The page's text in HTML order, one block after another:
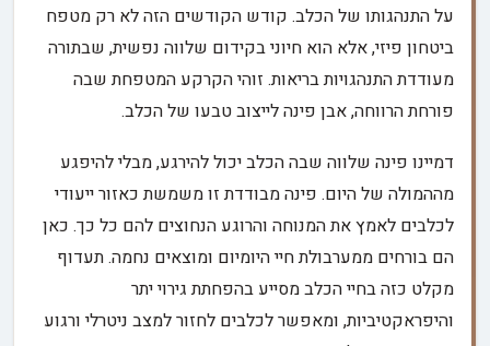
על התנהגותו של הכלב. קודש הקודשים הזה לא רק מטפח
ביטחון פיזי, אלא הוא חיוני בקידום שלווה נפשית, שבתורה
מעודדת התנהגויות בריאות. זוהי הקרקע המטפחת שבה
פורחת הרווחה, אבן פינה לייצוב טבעו של הכלב.
דמיינו פינה שלווה שבה הכלב יכול להירגע, מבלי להיפגע
מההמולה של היום. פינה מבודדת זו משמשת כאזור ייעודי
לכלבים לאמץ את המנוחה והרוגע הנחוצים להם כל כך. כאן
הם בורחים ממערבולת חיי היומיום ומוצאים נחמה. תעדוף
מקלט כזה בחיי הכלב מסייע בהפחתת גירוי יתר
והיפראקטיביות, ומאפשר לכלבים לחזור למצב ניטרלי ורגוע